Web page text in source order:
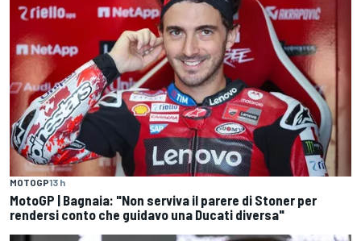
MOTOGP13 h
MotoGP | Bagnaia: "Non serviva il parere di Stoner per
rendersi conto che guidavo una Ducati diversa"